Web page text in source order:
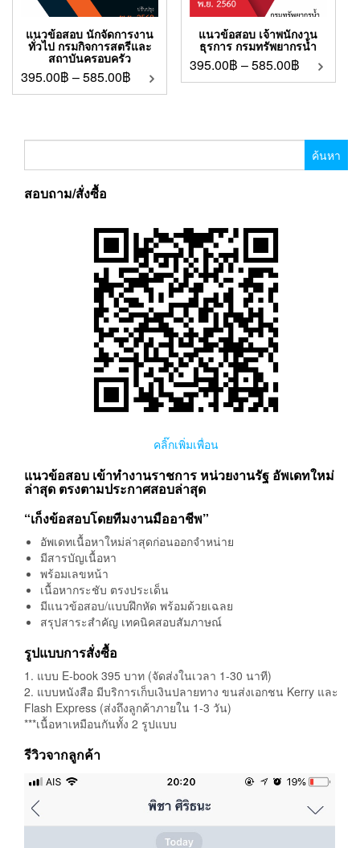
แนวข้อสอบ นักจัดการงาน
ทั่วไป กรมกิจการสตรีและ
สถาบันครอบครัว
395.00฿ –585.00฿
แนวข้อสอบ เจ้าพนักงาน
ธุรการ กรมทรัพยากรน้ำ
395.00฿ –585.00฿
สอบถาม/สั่งซื้อ
คลิ๊กเพิ่มเพื่อน
แนวข้อสอบ เข้าทำงานราชการ หน่วยงานรัฐ อัพเดทใหม่
ล่าสุด ตรงตามประกาศสอบล่าสุด
“เก็งข้อสอบโดยทีมงานมืออาชีพ”
อัพเดทเนื้อหาใหม่ล่าสุดก่อนออกจำหน่าย
มีสารบัญเนื้อหา
พร้อมเลขหน้า
เนื้อหากระชับ ตรงประเด็น
มีแนวข้อสอบ/แบบฝึกหัด พร้อมด้วยเฉลย
สรุปสาระสำคัญ เทคนิคสอบสัมภาษณ์
รูปแบบการสั่งซื้อ
1. แบบ E-book 395 บาท (จัดส่งในเวลา 1-30 นาที)
2. แบบหนังสือ มีบริการเก็บเงินปลายทาง ขนส่งเอกชน Kerry และ
Flash Express (ส่งถึงลูกค้าภายใน 1-3 วัน)
***เนื้อหาเหมือนกันทั้ง 2 รูปแบบ
รีวิวจากลูกค้า